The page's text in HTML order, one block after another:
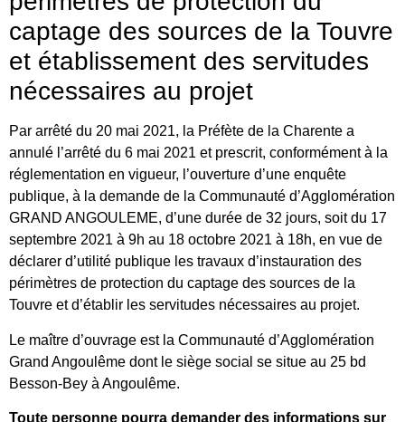
captage des sources de la Touvre
et établissement des servitudes
nécessaires au projet
Par arrêté du 20 mai 2021, la Préfète de la Charente a
annulé l’arrêté du 6 mai 2021 et prescrit, conformément à la
réglementation en vigueur, l’ouverture d’une enquête
publique, à la demande de la Communauté d’Agglomération
GRAND ANGOULEME, d’une durée de 32 jours, soit du 17
septembre 2021 à 9h au 18 octobre 2021 à 18h, en vue de
déclarer d’utilité publique les travaux d’instauration des
périmètres de protection du captage des sources de la
Touvre et d’établir les servitudes nécessaires au projet.
Le maître d’ouvrage est la Communauté d’Agglomération
Grand Angoulême dont le siège social se situe au 25 bd
Besson-Bey à Angoulême.
Toute personne pourra demander des informations sur